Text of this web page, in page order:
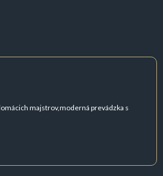
majstrov,moderná prevádzka s